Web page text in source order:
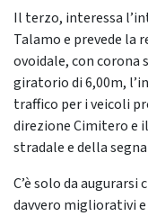
Il terzo, interessa
Talamo e prevede la
ovoidale, con corona
giratorio di 6,00m,
traffico per i veicoli
direzione Cimitero e
stradale e della
C’è solo da
davvero migliorativi